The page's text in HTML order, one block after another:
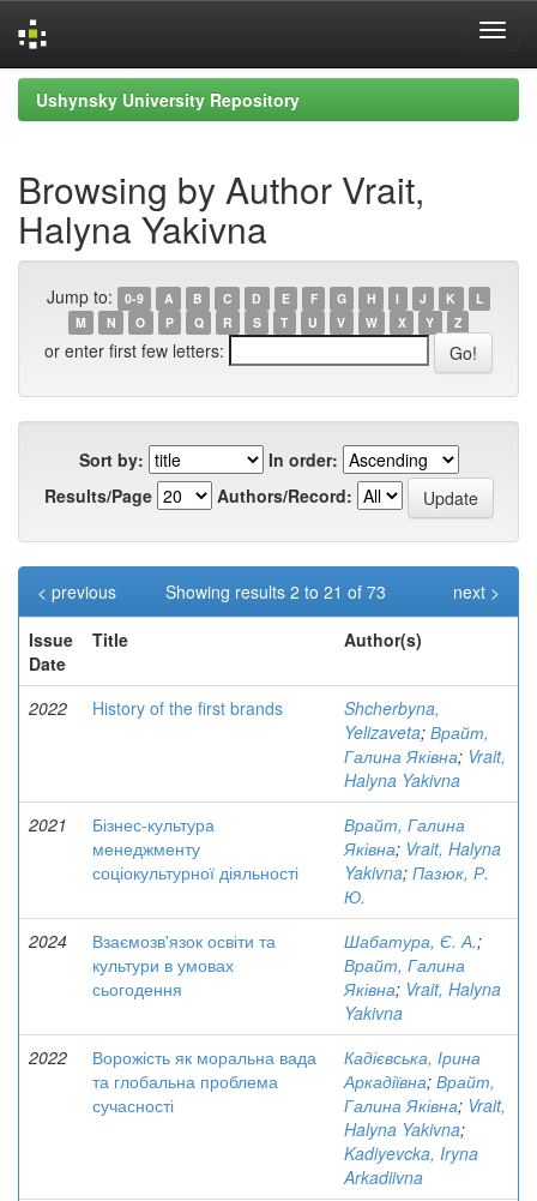
Skip
navigation
Ushynsky University Repository
Browsing by Author Vrait,
Halyna Yakivna
Jump to: 0-9 A B C D E F G H I J K
L
M
N O P Q R S T U V W X Y Z
or enter first few letters:
Sort by:
In order:
Results/Page
Authors/Record:
Showing results 2 to 21 of 73
< previous
next >
Issue
Date
Title Author(s)
2022 History of the first brands
Shcherbyna,
Yelizaveta; Врайт,
Галина Яківна; Vrait,
Halyna Yakivna
2021
Бізнес-культура
менеджменту
соціокультурної діяльності
Врайт, Галина
Яківна; Vrait, Halyna
Yakivna; Пазюк, Р.
Ю.
2024
Взаємозв'язок освіти та
культури в умовах
сьогодення
Шабатура, Є. А.;
Врайт, Галина
Яківна; Vrait, Halyna
Yakivna
2022
Ворожість як моральна вада
та глобальна проблема
сучасності
Кадієвська, Ірина
Аркадіївна; Врайт,
Галина Яківна; Vrait,
Halyna Yakivna;
Kadiyevcka, Iryna
Arkadiivna